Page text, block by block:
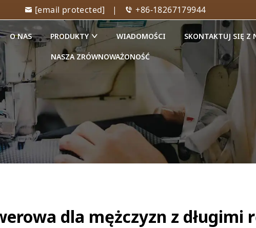
[email protected] | +86-18267179944
O NAS PRODUKTY WIADOMOŚCI SKONTAKTUJ SIĘ Z
NASZA ZRÓWNOWAŻONOŚĆ
dla mężczyzn z długimi